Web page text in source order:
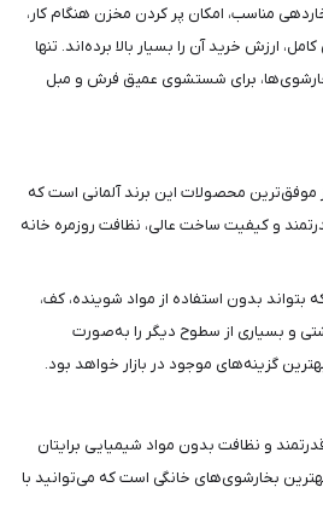
مناسب، امکان پر کردن مخزن هنگام کار،
ارزش خرید آن را بسیار بالا برده‌اند. تنها
برای شستشوی عمیق فرش و مبل
موفق‌ترین محصولات این برند آلمانی است که
و کیفیت ساخت عالی، نظافت روزمره خانه
بتواند بدون استفاده از مواد شوینده، کف،
و بسیاری از سطوح دیگر را به‌صورت
گزینه‌های موجود در بازار خواهد بود.
و نظافت بدون مواد شیمیایی برایتان
بخارشوی‌های خانگی است که می‌توانید با